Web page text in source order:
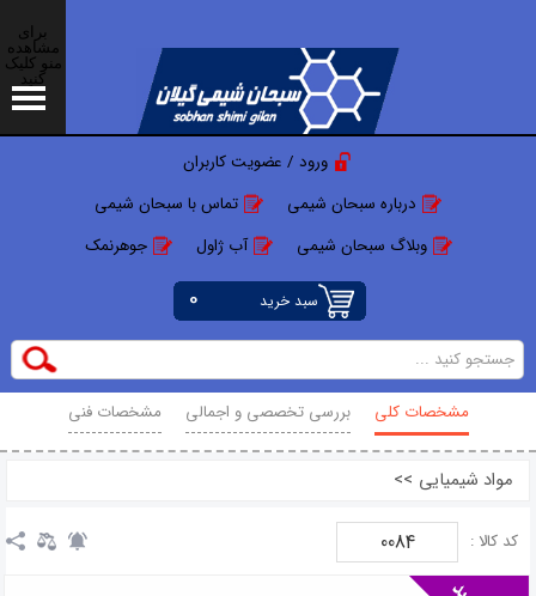
ورود / عضویت کاربران
درباره سبحان شیمی
تماس با سبحان شیمی
وبلاگ سبحان شیمی
آب ژاول جوهرنمک
سبد خرید 0
برای
مشاهده
منو کلیک
کنید
مشخصات کلی بررسی تخصصی و اجمالی مشخصات فنی
مواد شیمیایی >>
کد کالا : 0084